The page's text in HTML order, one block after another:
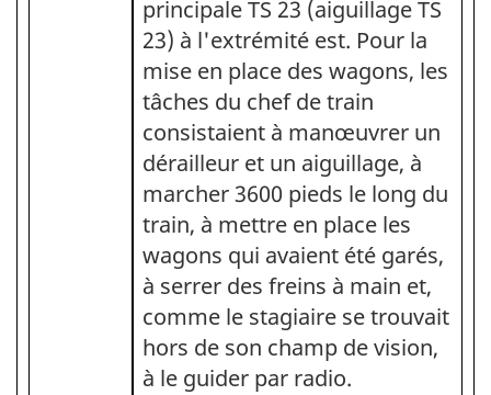
principale TS 23 (aiguillage TS
23) à l'extrémité est. Pour la
mise en place des wagons, les
tâches du chef de train
consistaient à manœuvrer un
dérailleur et un aiguillage, à
marcher 3600 pieds le long du
train, à mettre en place les
wagons qui avaient été garés,
à serrer des freins à main et,
comme le stagiaire se trouvait
hors de son champ de vision,
à le guider par radio.